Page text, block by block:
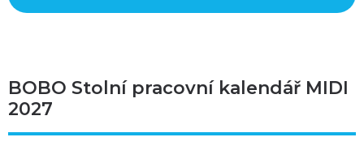
BOBO Stolní pracovní kalendář MIDI
2027